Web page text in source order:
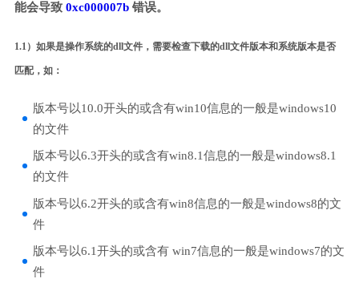
能会导致 0xc000007b错误。
1.1）如果是操作系统的dll文件，需要检查下载的dll文件版本和系统版本是否
匹配，如：
版本号以10.0开头的或含有win10信息的一般是windows10
的文件
版本号以6.3开头的或含有win8.1信息的一般是windows8.1
的文件
版本号以6.2开头的或含有win8信息的一般是windows8的文
件
版本号以6.1开头的或含有 win7信息的一般是windows7的文
件